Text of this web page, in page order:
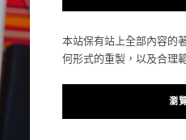
本站保有站上全部內容的
何形式的重製，以及合理
瀏